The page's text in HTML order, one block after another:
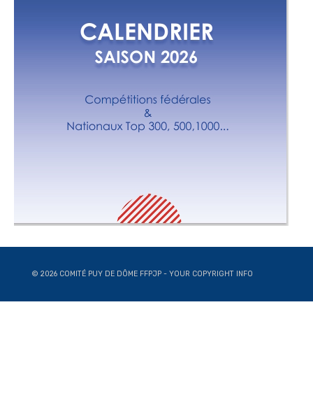
© 2026 COMITÉ PUY DE DÔME FFPJP - YOUR COPYRIGHT INFO